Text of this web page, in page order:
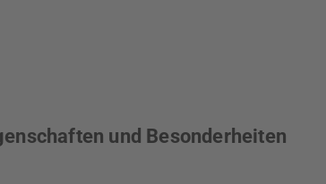
und Besonderheiten